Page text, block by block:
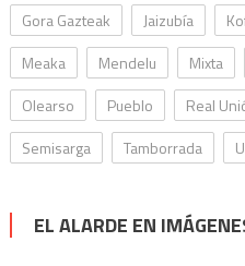
Gora Gazteak
Jaizubía
Meaka
Mendelu Mixta
Olearso
Pueblo Real
Semisarga
Tamborrada
EL ALARDE EN